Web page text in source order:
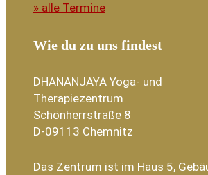
» alle Termine
Wie du zu uns findest
DHANANJAYA Yoga- und
Therapiezentrum
Schönherrstraße 8
D-09113 Chemnitz
Das Zentrum ist im Haus 5,